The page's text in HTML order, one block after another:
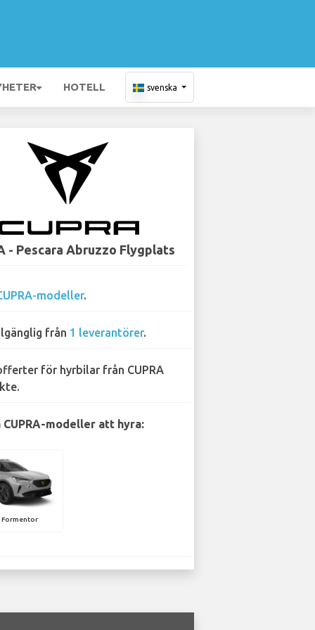
HOTELL svenska
- Pescara Abruzzo Flygplats
modeller.
från 1 leverantörer.
för hyrbilar från CUPRA
CUPRA-modeller att hyra:
Formentor